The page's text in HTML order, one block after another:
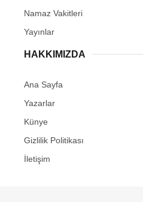
Namaz Vakitleri
Yayınlar
HAKKIMIZDA
Ana Sayfa
Yazarlar
Künye
Gizlilik Politikası
İletişim